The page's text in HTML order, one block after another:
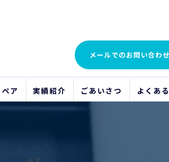
メールでのお問い合わ
ア 実績紹介 ごあいさつ よくあ